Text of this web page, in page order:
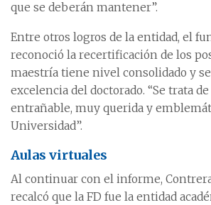
que se deberán mantener”.
Entre otros logros de la entidad, el
reconoció la recertificación de los
maestría tiene nivel consolidado y
excelencia del doctorado. “Se trata
entrañable, muy querida y
Universidad”.
Aulas virtuales
Al continuar con el informe,
recalcó que la FD fue la entidad